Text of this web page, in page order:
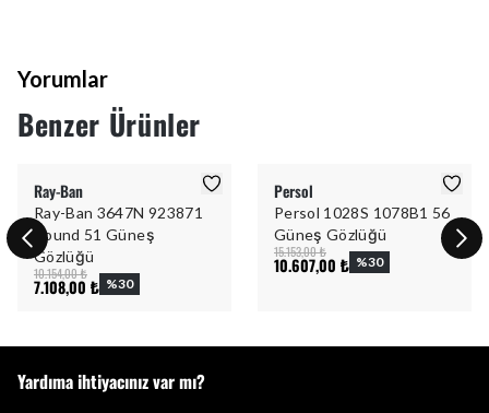
Yorumlar
Benzer Ürünler
Ray-Ban
Ray-Ban 3647N 923871
Round 51 Güneş
Gözlüğü
10.154,00 ₺
7.108,00 ₺ %30
Persol
Persol 1028S 1078B1 56
Güneş Gözlüğü
15.153,00 ₺
10.607,00 ₺ %30
Yardıma ihtiyacınız var mı?